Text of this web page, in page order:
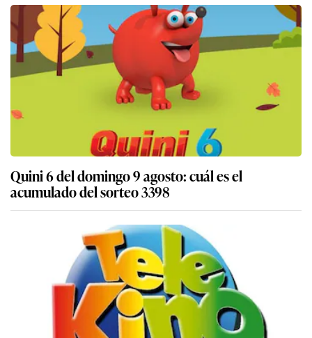
Quini 6 del domingo 9 agosto: cuál es el
acumulado del sorteo 3398